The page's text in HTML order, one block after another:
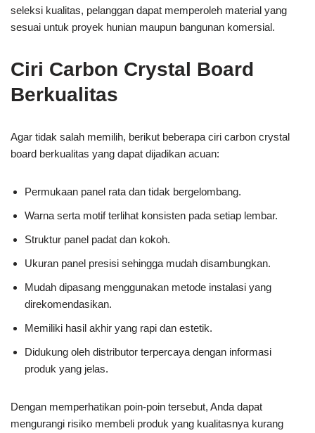
seleksi kualitas, pelanggan dapat memperoleh material yang
sesuai untuk proyek hunian maupun bangunan komersial.
Ciri Carbon Crystal Board
Berkualitas
Agar tidak salah memilih, berikut beberapa ciri carbon crystal
board berkualitas yang dapat dijadikan acuan:
Permukaan panel rata dan tidak bergelombang.
Warna serta motif terlihat konsisten pada setiap lembar.
Struktur panel padat dan kokoh.
Ukuran panel presisi sehingga mudah disambungkan.
Mudah dipasang menggunakan metode instalasi yang
direkomendasikan.
Memiliki hasil akhir yang rapi dan estetik.
Didukung oleh distributor terpercaya dengan informasi
produk yang jelas.
Dengan memperhatikan poin-poin tersebut, Anda dapat
mengurangi risiko membeli produk yang kualitasnya kurang